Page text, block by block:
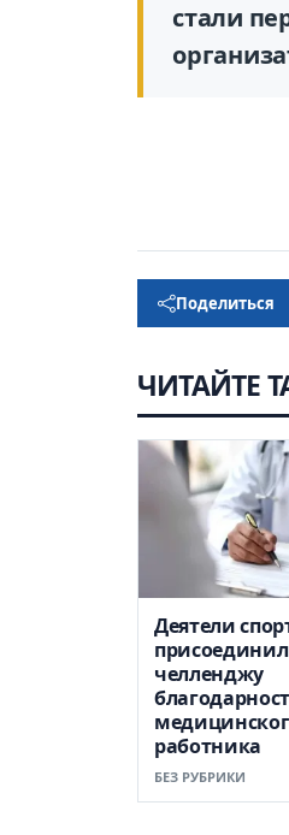
стали
Поделиться
ЧИТАЙТЕ
Деятели
челленджу
работника
БЕЗ РУБРИКИ